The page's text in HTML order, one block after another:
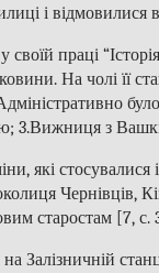
і
своїй праці
На чолі її
3.Вижниця з
які
Чернівців,
старостам [7, с.